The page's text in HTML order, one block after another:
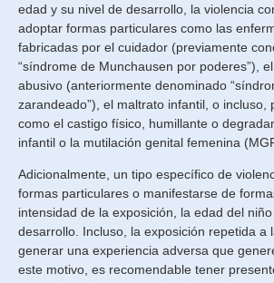
edad y su nivel de desarrollo, la violencia
adoptar formas particulares como las
fabricadas por el cuidador (previamente
“síndrome de Munchausen por poderes”),
abusivo (anteriormente denominado
zarandeado”), el maltrato infantil, o incluso,
como el castigo físico, humillante o
infantil o la mutilación genital femenina
Adicionalmente, un tipo específico de
formas particulares o manifestarse de
intensidad de la exposición, la edad del
desarrollo. Incluso, la exposición repetida a
generar una experiencia adversa que
este motivo, es recomendable tener